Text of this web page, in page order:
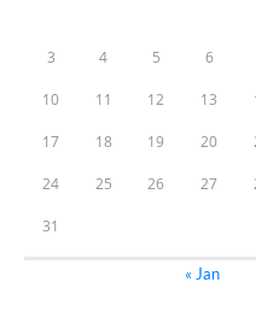
3 4 5 6
10 11 12 13
17 18 19 20
24 25 26 27
31
« Jan